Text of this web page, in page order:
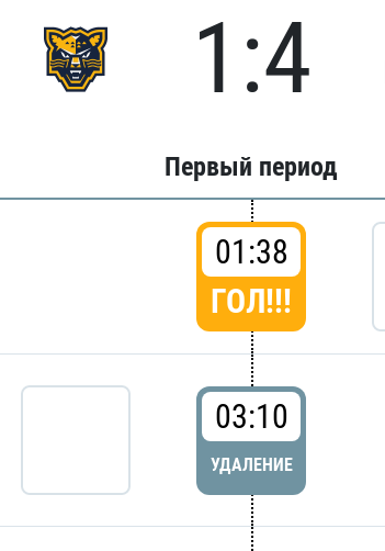
1:4
Первый период
01:38
ГОЛ!!!
03:10
УДАЛЕНИЕ